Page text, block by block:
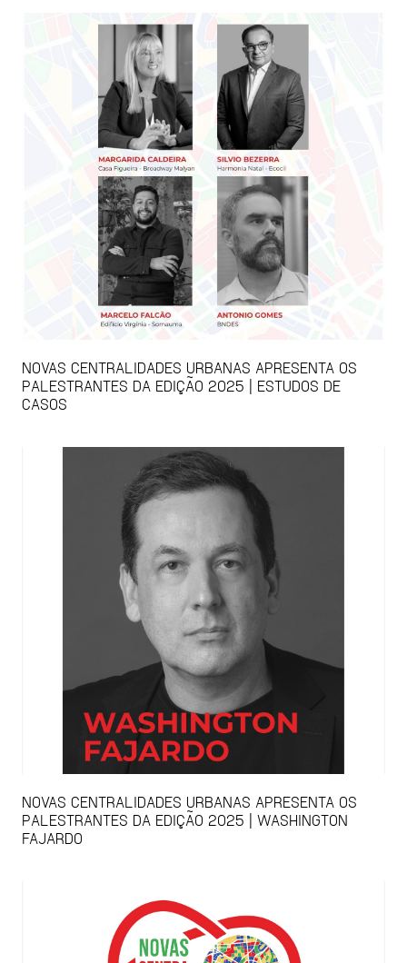
NOVAS CENTRALIDADES URBANAS APRESENTA OS
PALESTRANTES DA EDIÇÃO 2025 | ESTUDOS DE
CASOS
NOVAS CENTRALIDADES URBANAS APRESENTA OS
PALESTRANTES DA EDIÇÃO 2025 | WASHINGTON
FAJARDO